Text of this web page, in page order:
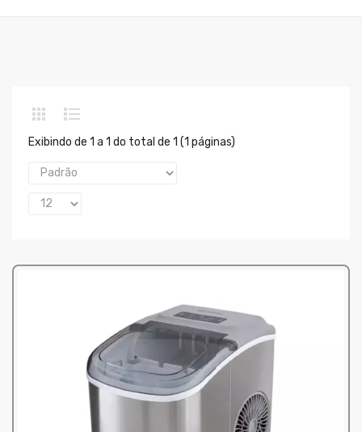
Exibindo de 1 a 1 do total de 1 (1 páginas)